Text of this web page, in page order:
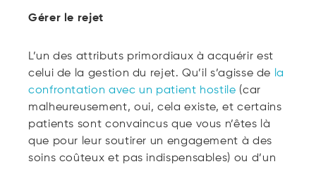
Gérer le rejet
L’un des attributs primordiaux à acquérir est
celui de la gestion du rejet. Qu’il s’agisse de la
confrontation avec un patient hostile (car
malheureusement, oui, cela existe, et certains
patients sont convaincus que vous n’êtes là
que pour leur soutirer un engagement à des
soins coûteux et pas indispensables) ou d’un